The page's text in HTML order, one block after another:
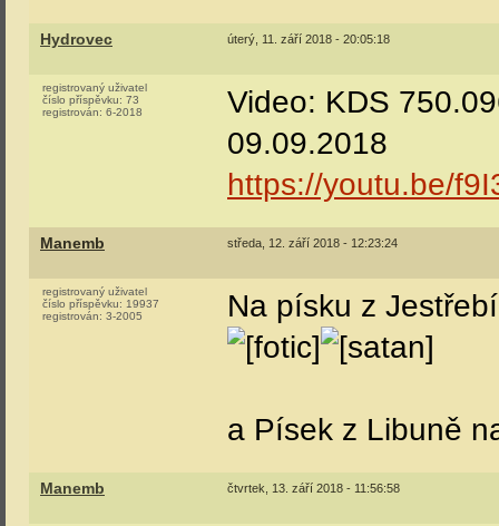
Hydrovec úterý, 11. září 2018 - 20:05:18
registrovaný uživatel
číslo příspěvku: 73
registrován: 6-2018
Video: KDS
09.09.2018
https://youtu.be/
Manemb středa, 12. září 2018 - 12:23:24
registrovaný uživatel
číslo příspěvku: 19937
registrován: 3-2005 Na písku z
a Písek z Libuně
Manemb čtvrtek, 13. září 2018 - 11:56:58